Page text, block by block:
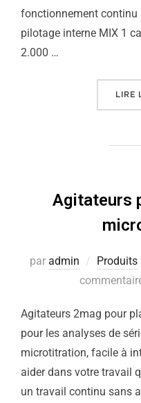
fonctionnement
pilotage interne MIX 1
2.000 …
LIRE
Agitateurs
par admin Produits
Agitateurs 2mag pour
pour les analyses de
microtitration, facile à
aider dans votre travail
un travail continu sans